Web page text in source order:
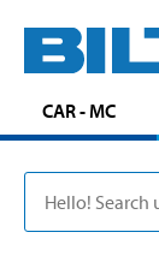
CAR - MC